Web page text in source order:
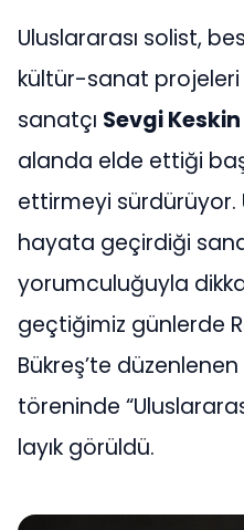
Uluslararası solist,
kültür-sanat projeleri
sanatçı Sevgi
alanda elde ettiği
ettirmeyi sürdürüyor.
hayata geçirdiği
yorumculuğuyla
geçtiğimiz günlerde
Bükreş’te
töreninde
layık görüldü.